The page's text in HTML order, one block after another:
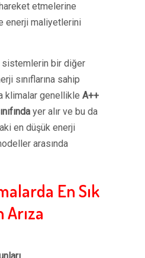
etmelerine
enerji maliyetlerini
sistemlerin bir diğer
sınıflarına sahip
klimalar genellikle A++
yer alır ve bu da
en düşük enerji
arasında
En Sık
Arıza